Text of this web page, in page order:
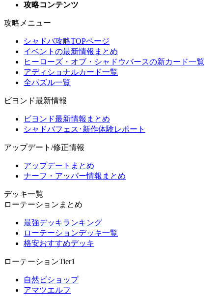
攻略コンテンツ
攻略メニュー
シャドバ攻略TOPページ
イベントの最新情報まとめ
ヒーローズ・オブ・シャドウバースの新カード一覧
アディショナルカード一覧
全パズル一覧
ビヨンド最新情報
ビヨンド最新情報まとめ
シャドバフェス･新作体験レポート
アップデート/修正情報
アップデートまとめ
ナーフ・アッパー情報まとめ
デッキ一覧
ローテーションまとめ
最強デッキランキング
ローテーションデッキ一覧
格安おすすめデッキ
ローテーションTier1
自然ビショップ
アマツエルフ